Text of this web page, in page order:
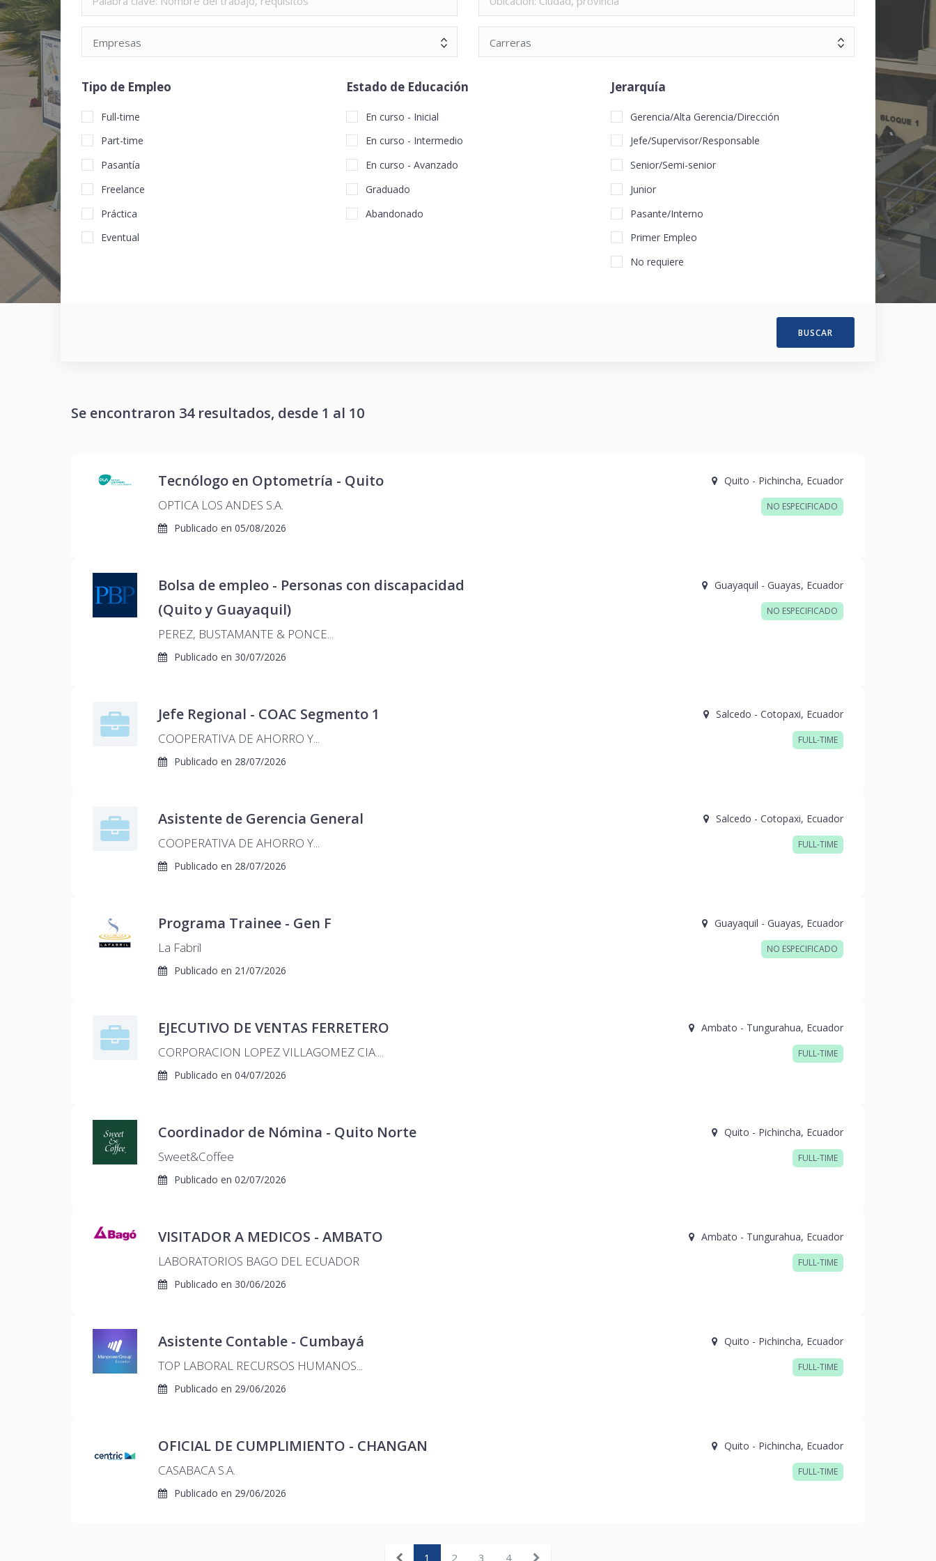
Empresas Carreras
Tipo de Empleo
Full-time
Part-time
Pasantía
Freelance
Práctica
Eventual
Estado de Educación
En curso - Inicial
En curso - Intermedio
En curso - Avanzado
Graduado
Abandonado
Jerarquía
Gerencia/Alta Gerencia/Dirección
Jefe/Supervisor/Responsable
Senior/Semi-senior
Junior
Pasante/Interno
Primer Empleo
No requiere
BUSCAR
Se encontraron 34 resultados, desde 1 al 10
Tecnólogo en Optometría - Quito
OPTICA LOS ANDES S.A.
Publicado en 05/08/2026
Quito - Pichincha, Ecuador
NO ESPECIFICADO
Bolsa de empleo - Personas con discapacidad
(Quito y Guayaquil)
PEREZ, BUSTAMANTE & PONCE...
Publicado en 30/07/2026
Guayaquil - Guayas, Ecuador
NO ESPECIFICADO
Jefe Regional - COAC Segmento 1
COOPERATIVA DE AHORRO Y...
Publicado en 28/07/2026
Salcedo - Cotopaxi, Ecuador
FULL-TIME
Asistente de Gerencia General
COOPERATIVA DE AHORRO Y...
Publicado en 28/07/2026
Salcedo - Cotopaxi, Ecuador
FULL-TIME
Programa Trainee - Gen F
La Fabril
Publicado en 21/07/2026
Guayaquil - Guayas, Ecuador
NO ESPECIFICADO
EJECUTIVO DE VENTAS FERRETERO
CORPORACION LOPEZ VILLAGOMEZ CIA....
Publicado en 04/07/2026
Ambato - Tungurahua, Ecuador
FULL-TIME
Coordinador de Nómina - Quito Norte
Sweet&Coffee
Publicado en 02/07/2026
Quito - Pichincha, Ecuador
FULL-TIME
VISITADOR A MEDICOS - AMBATO
LABORATORIOS BAGO DEL ECUADOR
Publicado en 30/06/2026
Ambato - Tungurahua, Ecuador
FULL-TIME
Asistente Contable - Cumbayá
TOP LABORAL RECURSOS HUMANOS...
Publicado en 29/06/2026
Quito - Pichincha, Ecuador
FULL-TIME
OFICIAL DE CUMPLIMIENTO - CHANGAN
CASABACA S.A.
Publicado en 29/06/2026
Quito - Pichincha, Ecuador
FULL-TIME
1 2 3 4